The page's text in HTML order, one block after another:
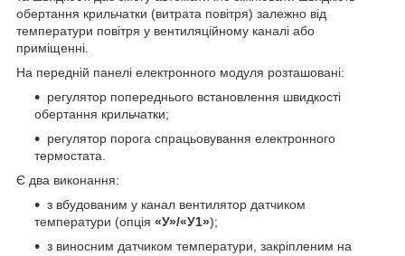
обертання крильчатки (витрата повітря) залежно від
температури повітря у вентиляційному каналі або
приміщенні.
На передній панелі електронного модуля розташовані:
регулятор попереднього встановлення швидкості
обертання крильчатки;
регулятор порога спрацьовування електронного
термостата.
Є два виконання:
з вбудованим у канал вентилятор датчиком
температури (опція «У»/«У1»);
з виносним датчиком температури, закріпленим на